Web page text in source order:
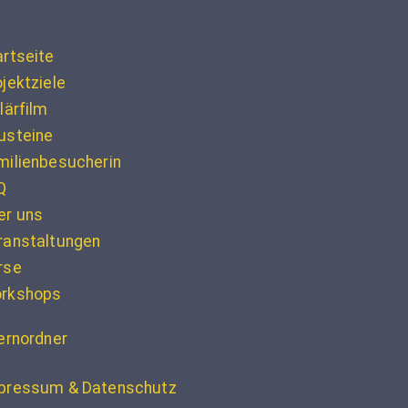
uns
& Datenschutz